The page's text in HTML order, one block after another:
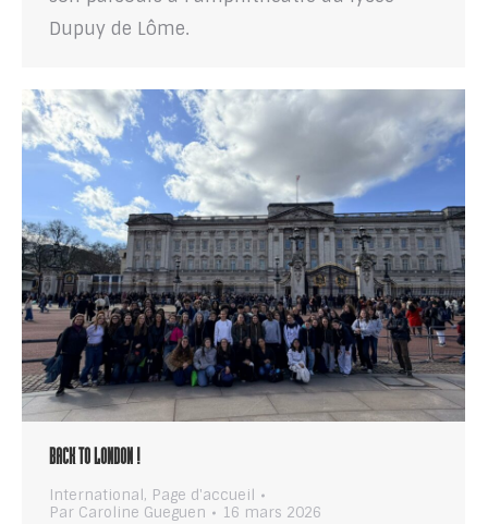
Dupuy de Lôme.
BACK TO LONDON !
International, Page d'accueil
Par Caroline Gueguen 16 mars 2026